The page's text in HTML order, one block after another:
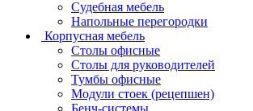
Судебная мебель
Напольные перегородки
Корпусная мебель
Столы офисные
Столы для руководителей
Тумбы офисные
Модули стоек (рецепшен)
Бенч-системы